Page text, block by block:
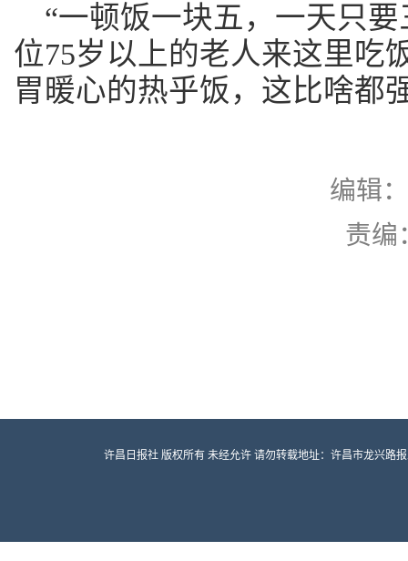
“一顿饭一块五，一天只
位75岁以上的老人来这里吃
胃暖心的热乎饭，这比啥都
编辑
责编
许昌日报社 版权所有 未经允许 请勿转载地址：许昌市龙兴路